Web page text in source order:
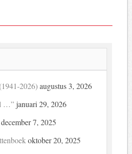
2026) augustus 3, 2026
…” januari 29, 2026
december 7, 2025
oktober 20, 2025